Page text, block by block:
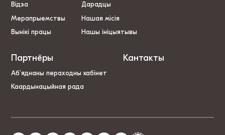
Відэа
Мерапрыемствы
Вынікі працы
Дарадцы
Нашая місія
Нашы ініцыятывы
Партнёры
Аб’яднаны пераходны кабінет
Каардынацыйная рада
Кантакты